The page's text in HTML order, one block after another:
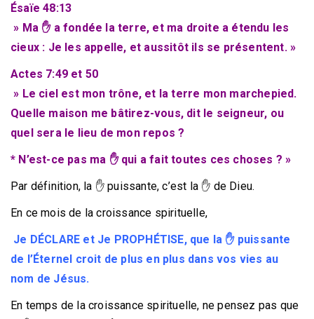
Ésaïe 48:13
» Ma ✋ a fondée la terre, et ma droite a étendu les
cieux : Je les appelle, et aussitôt ils se présentent. »
Actes 7:49 et 50
» Le ciel est mon trône, et la terre mon marchepied.
Quelle maison me bâtirez-vous, dit le seigneur, ou
quel sera le lieu de mon repos ?
* N’est-ce pas ma ✋ qui a fait toutes ces choses ? »
Par définition, la ✋ puissante, c’est la ✋ de Dieu.
En ce mois de la croissance spirituelle,
Je DÉCLARE et Je PROPHÉTISE, que la ✋ puissante
de l’Éternel croit de plus en plus dans vos vies au
nom de Jésus.
En temps de la croissance spirituelle, ne pensez pas que